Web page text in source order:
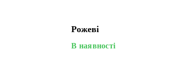
Рожеві
В наявності